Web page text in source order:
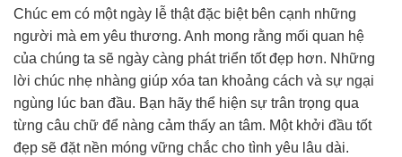
Chúc em có một ngày lễ thật đặc biệt bên cạnh những
người mà em yêu thương. Anh mong rằng mối quan hệ
của chúng ta sẽ ngày càng phát triển tốt đẹp hơn. Những
lời chúc nhẹ nhàng giúp xóa tan khoảng cách và sự ngại
ngùng lúc ban đầu. Bạn hãy thể hiện sự trân trọng qua
từng câu chữ để nàng cảm thấy an tâm. Một khởi đầu tốt
đẹp sẽ đặt nền móng vững chắc cho tình yêu lâu dài.